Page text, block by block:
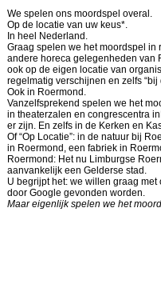
We spelen ons moordspel overal.
Op de locatie van uw keus*.
In heel Nederland.
Graag spelen we het moordspel in
andere horeca gelegenheden van
ook op de eigen locatie van
regelmatig verschijnen en zelfs “bij
Ook in Roermond.
Vanzelfsprekend spelen we het
in theaterzalen en congrescentra
er zijn. En zelfs in de Kerken en
Of “Op Locatie”: in de natuur bij
in Roermond, een fabriek in
Roermond: Het nu Limburgse
aanvankelijk een Gelderse stad.
U begrijpt het: we willen graag met
door Google gevonden worden.
Maar eigenlijk spelen we het